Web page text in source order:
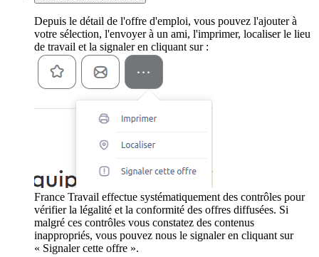
Depuis le détail de l'offre d'emploi, vous pouvez l'ajouter à
votre sélection, l'envoyer à un ami, l'imprimer, localiser le lieu
de travail et la signaler en cliquant sur :
France Travail effectue systématiquement des contrôles pour
vérifier la légalité et la conformité des offres diffusées. Si
malgré ces contrôles vous constatez des contenus
inappropriés, vous pouvez nous le signaler en cliquant sur
« Signaler cette offre ».